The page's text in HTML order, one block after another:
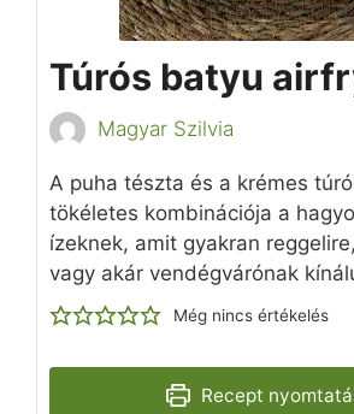
Túrós batyu
Magyar Szilvia
A puha tészta és a krémes
tökéletes kombinációja a
ízeknek, amit gyakran
vagy akár vendégvárónak
Még nincs értékelés
Recept